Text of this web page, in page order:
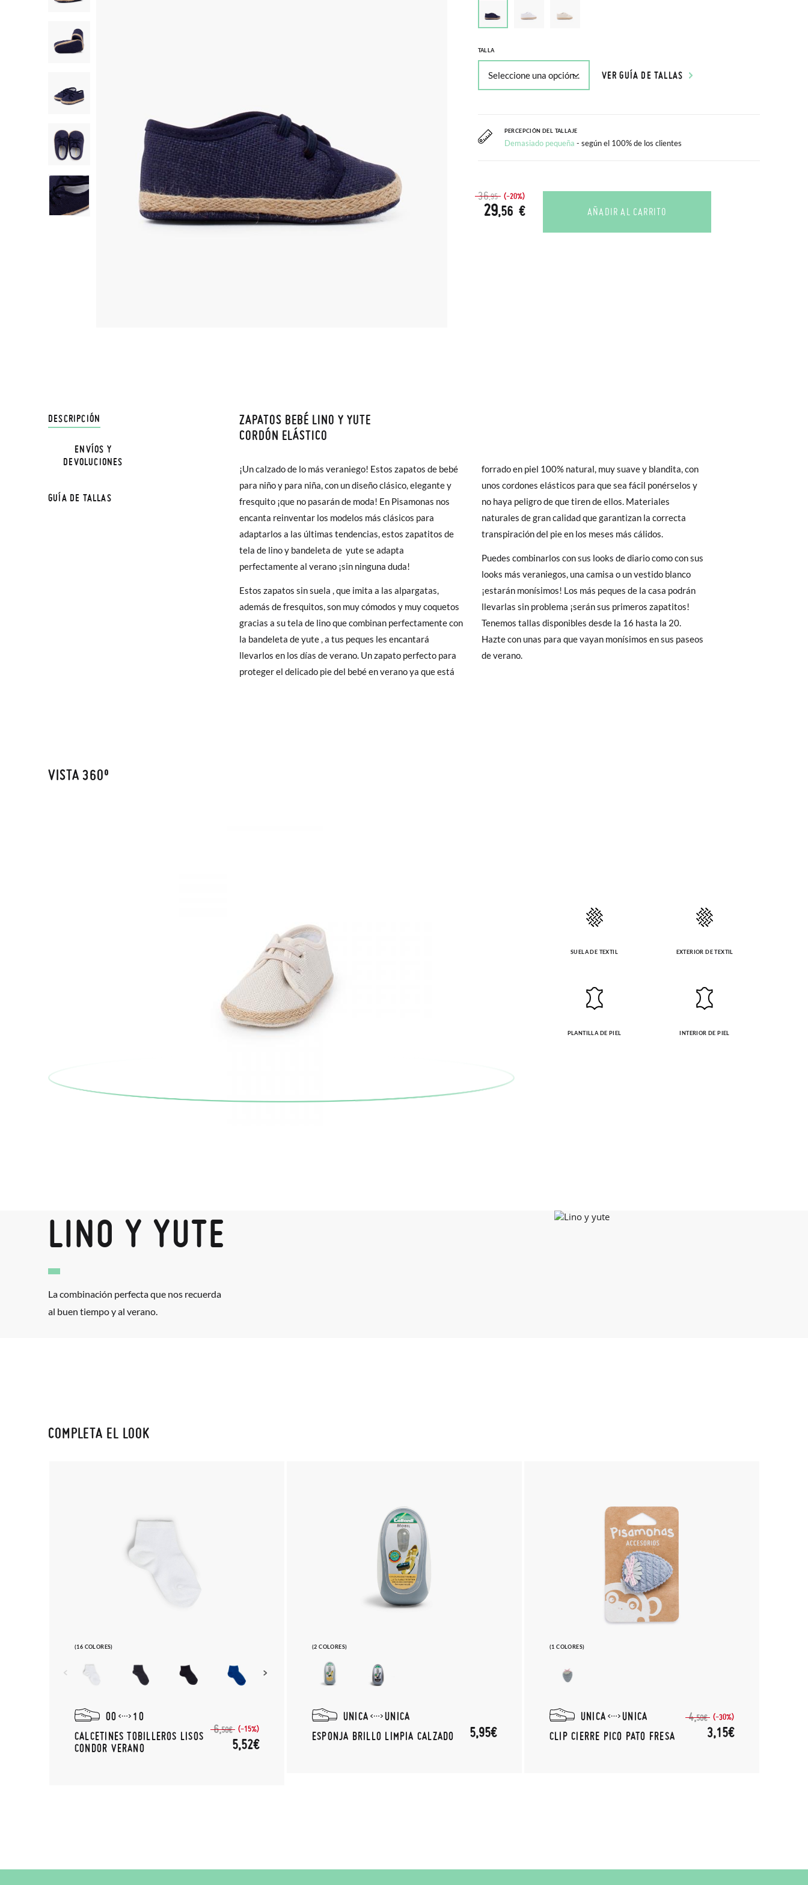
TALLA
VER GUÍA DE TALLAS
PERCEPCIÓN DEL TALLAJE
Demasiado pequeña - según el 100% de los clientes
36,95 (-20%)
29,56 € AÑADIR AL CARRITO
DESCRIPCIÓN
ZAPATOS BEBÉ LINO Y YUTE
CORDÓN ELÁSTICO
¡Un calzado de lo más veraniego! Estos zapatos de bebé
para niño y para niña, con un diseño clásico, elegante y
fresquito ¡que no pasarán de moda! En Pisamonas nos
encanta reinventar los modelos más clásicos para
adaptarlos a las últimas tendencias, estos zapatitos de
tela de lino y bandeleta de yute se adapta
perfectamente al verano ¡sin ninguna duda!
Estos zapatos sin suela , que imita a las alpargatas,
además de fresquitos, son muy cómodos y muy coquetos
gracias a su tela de lino que combinan perfectamente con
la bandeleta de yute , a tus peques les encantará
llevarlos en los días de verano. Un zapato perfecto para
proteger el delicado pie del bebé en verano ya que está
forrado en piel 100% natural, muy suave y blandita, con
unos cordones elásticos para que sea fácil ponérselos y
no haya peligro de que tiren de ellos. Materiales
naturales de gran calidad que garantizan la correcta
transpiración del pie en los meses más cálidos.
Puedes combinarlos con sus looks de diario como con sus
looks más veraniegos, una camisa o un vestido blanco
¡estarán monísimos! Los más peques de la casa podrán
llevarlas sin problema ¡serán sus primeros zapatitos!
Tenemos tallas disponibles desde la 16 hasta la 20.
Hazte con unas para que vayan monísimos en sus paseos
de verano.
ENVÍOS Y
DEVOLUCIONES
En Pisamonas todos los Envíos son GRATIS y los Cambios de Talla/Color también son GRATIS y puedes realizarlos
hasta en 60 días. ¡Te acercamos nuestra tienda física hasta la puerta de tu casa!
Además del envío estándar gratuito (2-3 días laborables), en caso de que prefieras acelerar el envío, puedes por muy
poco más (3,95€) elegir Envío Urgente en Península.
En Baleares el tiempo de envío es de 3-4 días laborables.
Sólo en Pisamonas envíos y cambios gratis, sin importe mínimo, sin preguntas. El precio final será el de los zapatos que
elijas, y si cuando te lleguen no te valen, sólo tienes que entrar en la sección
para enviarnos la petición de cambio. Nuestro equipo Atención al Cliente se encargará de todo: te mandaremos otra
En caso de que no quieras Cambio sino Devolución, también serán gratuitas, ¡no tienes que preocuparte por nada!
Puedes solicitarlas desde el mismo enlace del párrafo anterior y nos encargamos de enviarte un mensajero para que te
recoja el paquete.
GUÍA DE TALLAS
la medida del pie de tu peque o con la suela interna de otros zapatos que tengas, no con la suela por fuera.
TALLA 16 17 19 20
10,4 11,1 11,9
VISTA 360º
SUELA DE TEXTIL EXTERIOR DE TEXTIL
PLANTILLA DE PIEL INTERIOR DE PIEL
LINO Y YUTE
La combinación perfecta que nos recuerda
al buen tiempo y al verano.
COMPLETA EL LOOK
(16 COLORES)
00
10
CALCETINES TOBILLEROS LISOS
CONDOR VERANO
6,50€ (-15%)
5,52€
(2 COLORES)
UNICA
UNICA
ESPONJA BRILLO LIMPIA CALZADO
5,95€
(1 COLORES)
UNICA
UNICA
CLIP CIERRE PICO PATO FRESA
4,50€ (-30%)
3,15€